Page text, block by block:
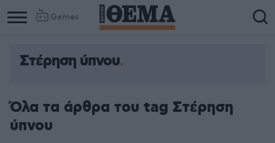
Games
Στέρηση ύπνου
Όλα τα άρθρα του tag Στέρηση
ύπνου